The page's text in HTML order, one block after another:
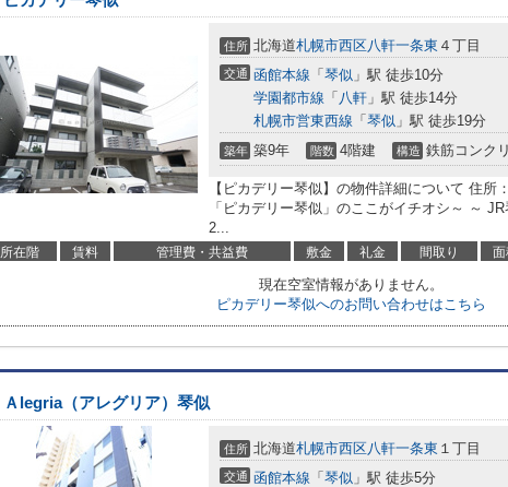
住所 北海道札幌市西区八軒一条東 ４丁目
交通 函館本線 「 琴似 」駅 徒歩10分
学園都市線 「 八軒 」駅 徒歩14分
札幌市営東西線 「 琴似 」駅 徒歩19分
築年 築9年 階数 4階建 構造 鉄筋コンク
【ピカデリー琴似】の物件詳細について 住所
「ピカデリー琴似」のここがイチオシ～ ～
2...
所在階 賃料 管理費・共益費 敷金 礼金 間取り
現在空室情報がありません。
ピカデリー琴似へのお問い合わせはこちら
Ａlegria（アレグリア）琴似
住所 北海道札幌市西区八軒一条東 １丁目
交通 函館本線 「 琴似 」駅 徒歩5分